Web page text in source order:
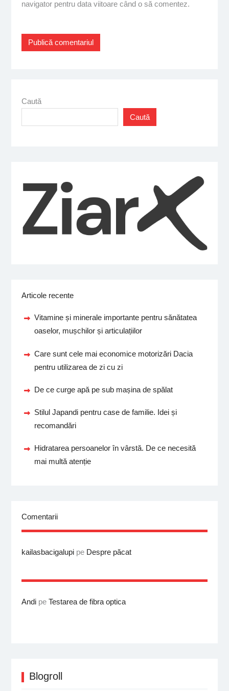
navigator pentru data viitoare când o să comentez.
Caută
Caută
Articole recente
Vitamine și minerale importante pentru sănătatea
oaselor, mușchilor și articulațiilor
Care sunt cele mai economice motorizări Dacia
pentru utilizarea de zi cu zi
De ce curge apă pe sub mașina de spălat
Stilul Japandi pentru case de familie. Idei și
recomandări
Hidratarea persoanelor în vârstă. De ce necesită
mai multă atenție
Comentarii
kailasbacigalupipe Despre păcat
Andipe Testarea de fibra optica
Blogroll